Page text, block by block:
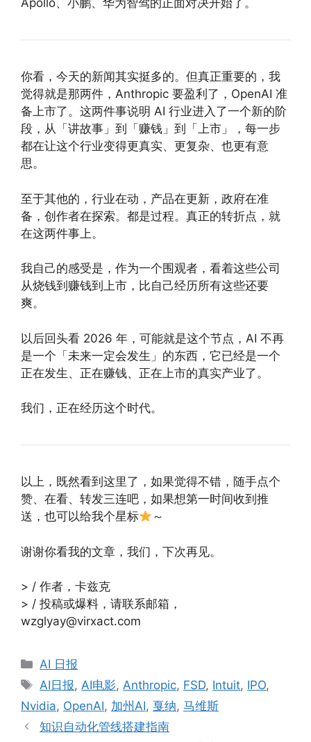
Apollo、小鹏、华为智驾的正面对决开始了。
你看，今天的新闻其实挺多的。但真正重要的，我
觉得就是那两件，Anthropic 要盈利了，OpenAI 准
备上市了。这两件事说明 AI 行业进入了一个新的阶
段，从「讲故事」到「赚钱」到「上市」，每一步
都在让这个行业变得更真实、更复杂、也更有意
思。
至于其他的，行业在动，产品在更新，政府在准
备，创作者在探索。都是过程。真正的转折点，就
在这两件事上。
我自己的感受是，作为一个围观者，看着这些公司
从烧钱到赚钱到上市，比自己经历所有这些还要
爽。
以后回头看 2026 年，可能就是这个节点，AI 不再
是一个「未来一定会发生」的东西，它已经是一个
正在发生、正在赚钱、正在上市的真实产业了。
我们，正在经历这个时代。
以上，既然看到这里了，如果觉得不错，随手点个
赞、在看、转发三连吧，如果想第一时间收到推
送，也可以给我个星标
～
谢谢你看我的文章，我们，下次再见。
> / 作者，卡兹克
> / 投稿或爆料，请联系邮箱，
wzglyay@virxact.com
Categories
AI 日报
Tags
AI日报,AI电影,Anthropic, FSD, Intuit, IPO,
Nvidia, OpenAI, 加州AI, 戛纳, 马维斯
知识自动化管线搭建指南